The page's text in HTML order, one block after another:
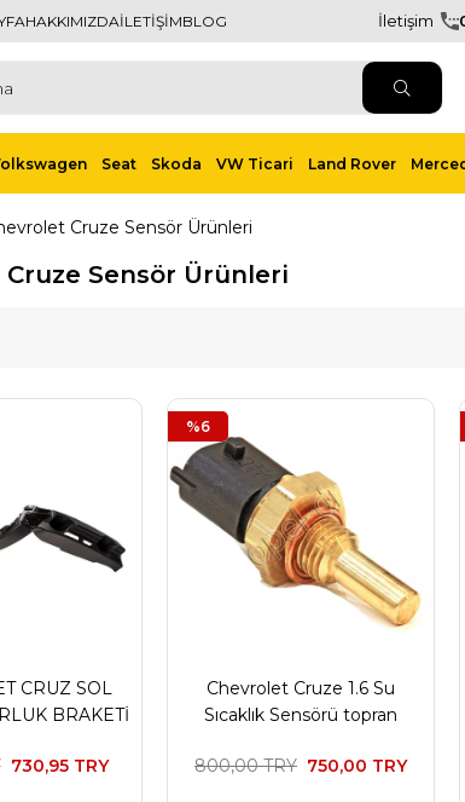
HAKKIMIZDAİLETİŞİMBLOG İletişim
Seat Skoda VW Ticari Land Rover
Cruze Sensör Ürünleri
Sensör Ürünleri
CRUZ SOL
BRAKETİ
730,95 TRY
Chevrolet Cruze 1.6 Su
Sıcaklık Sensörü topran
750,00 TRY
800,00 TRY
%6